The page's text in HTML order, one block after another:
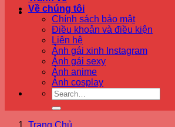
Về chúng tôi
Chính sách bảo mật
Điều khoản và điều kiện
Liên hệ
Ảnh gái xinh Instagram
Ảnh gái sexy
Ảnh anime
Ảnh cosplay
Trang Chủ